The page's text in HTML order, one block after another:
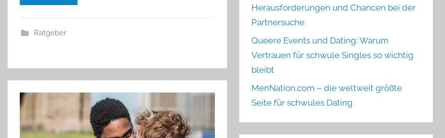
Ratgeber
Herausforderungen und Chancen bei der
Partnersuche
Queere Events und Dating: Warum
Vertrauen für schwule Singles so wichtig
bleibt
MenNation.com – die weltweit größte
Seite für schwules Dating